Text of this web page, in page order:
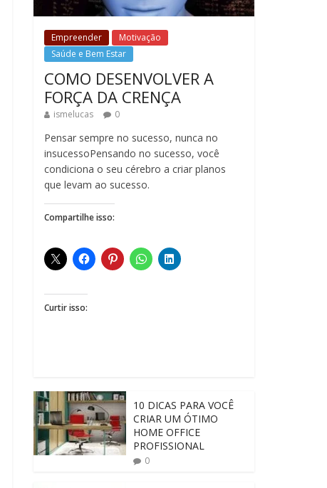
Empreender
Motivação
Saúde e Bem Estar
COMO DESENVOLVER A
FORÇA DA CRENÇA
ismelucas 0
Pensar sempre no sucesso, nunca no
insucessoPensando no sucesso, você
condiciona o seu cérebro a criar planos
que levam ao sucesso.
Compartilhe isso:
Curtir isso:
10 DICAS PARA VOCÊ
CRIAR UM ÓTIMO
HOME OFFICE
PROFISSIONAL
0